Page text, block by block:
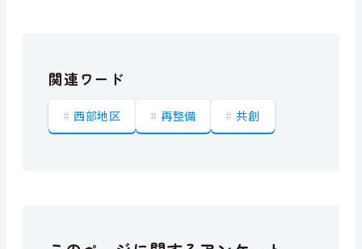
関連ワード
西部地区 再整備 共創